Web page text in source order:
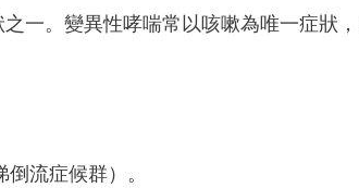
一。變異性哮喘常以咳嗽為唯一症狀
流症候群）。